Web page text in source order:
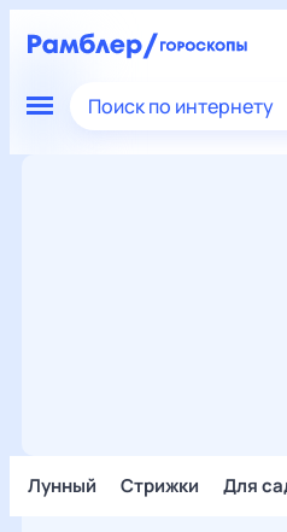
Поиск по интернету
Лунный Стрижки Для